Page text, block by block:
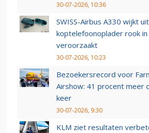
30-07-2026, 10:36
SWISS-Airbus A330 wijkt
koptelefoonoplader rook in
veroorzaakt
30-07-2026, 10:23
Bezoekersrecord voor
Airshow: 41 procent meer
keer
30-07-2026, 9:30
KLM ziet resultaten